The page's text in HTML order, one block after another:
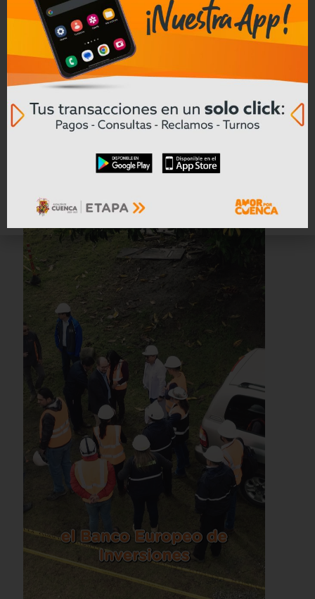
ETAPA EP impulsa obras con
financiamiento internacional que
protegen el ambiente y mejoran la